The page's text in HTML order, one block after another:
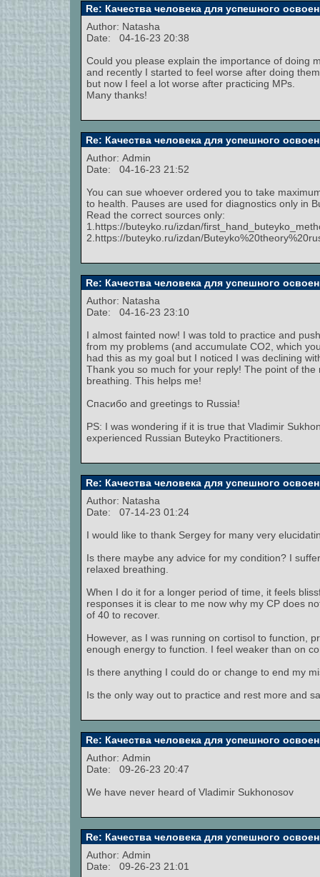
Re: Качества человека для успешного
Author: Natasha
Date: 04-16-23 20:38
Could you please explain the importance of doing
and recently I started to feel worse after doing
but now I feel a lot worse after practicing MPs.
Many thanks!
Re: Качества человека для успешного
Author: Admin
Date: 04-16-23 21:52
You can sue whoever ordered you to take
to health. Pauses are used for diagnostics only in
Read the correct sources only:
1.https://buteyko.ru/izdan/
2.https://buteyko.ru/izdan/
Re: Качества человека для успешного
Author: Natasha
Date: 04-16-23 23:10
I almost fainted now! I was told to practice and
from my problems (and accumulate CO2, which
had this as my goal but I noticed I was declining
Thank you so much for your reply! The point of
breathing. This helps me!
Спасибо and greetings to Russia!
PS: I was wondering if it is true that Vladimir
experienced Russian Buteyko Practitioners.
Re: Качества человека для успешного
Author: Natasha
Date: 07-14-23 01:24
I would like to thank Sergey for many very
Is there maybe any advice for my condition? I
relaxed breathing.
When I do it for a longer period of time, it feels
responses it is clear to me now why my CP does
of 40 to recover.
However, as I was running on cortisol to function,
enough energy to function. I feel weaker than on
Is there anything I could do or change to end my
Is the only way out to practice and rest more and
Re: Качества человека для успешного
Author: Admin
Date: 09-26-23 20:47
We have never heard of Vladimir Sukhonosov
Re: Качества человека для успешного
Author: Admin
Date: 09-26-23 21:01